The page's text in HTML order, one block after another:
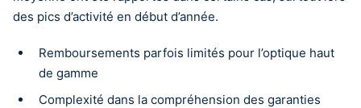
des pics d’activité en début d’année.
Remboursements parfois limités pour l’optique haut
de gamme
Complexité dans la compréhension des garanties